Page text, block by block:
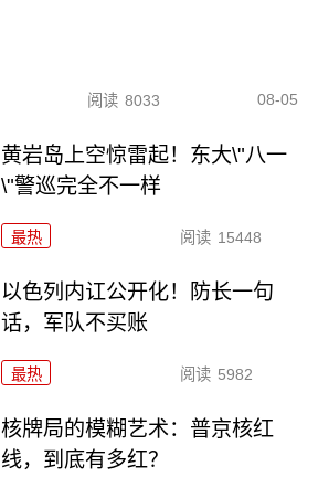
阅读 8033 08-05
黄岩岛上空惊雷起！东大\"八一
\"警巡完全不一样
最热 阅读 15448
以色列内讧公开化！防长一句
话，军队不买账
最热 阅读 5982
核牌局的模糊艺术：普京核红
线，到底有多红？